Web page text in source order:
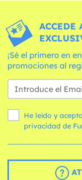
ACCEDE
¡Sé el primero en
promociones al
He leído y
privacidad de